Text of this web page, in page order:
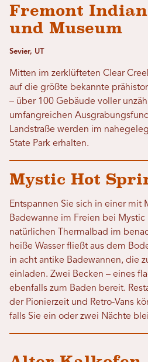
Fremont
und Museum
Sevier, UT
Mitten im zerklüfteten Clear
auf die größte bekannte
– über 100 Gebäude voller
umfangreichen
Landstraße werden im
State Park erhalten.
Mystic Hot
Entspannen Sie sich in einer mit
Badewanne im Freien bei
natürlichen Thermalbad im
heiße Wasser fließt aus dem
in acht antike Badewannen, die
einladen. Zwei Becken – eines
ebenfalls zum Baden bereit.
der Pionierzeit und Retro-Vans
falls Sie ein oder zwei Nächte